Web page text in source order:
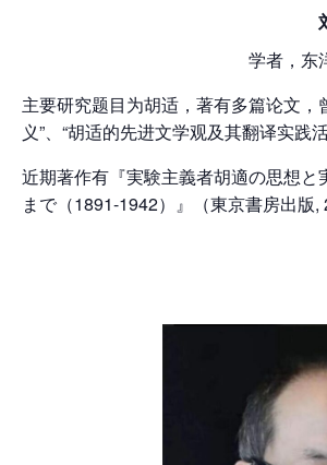
学者，东
主要研究题目为胡适，著有多篇论文
义”、“胡适的先进文学观及其翻译实践
近期著作有『実験主義者胡適の思想
まで（1891-1942） 』（東京書房出版,